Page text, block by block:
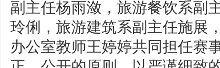
副主任杨雨潋，旅游餐饮系副
玲俐，旅游建筑系副主任施展
办公室教师王婷婷共同担任赛